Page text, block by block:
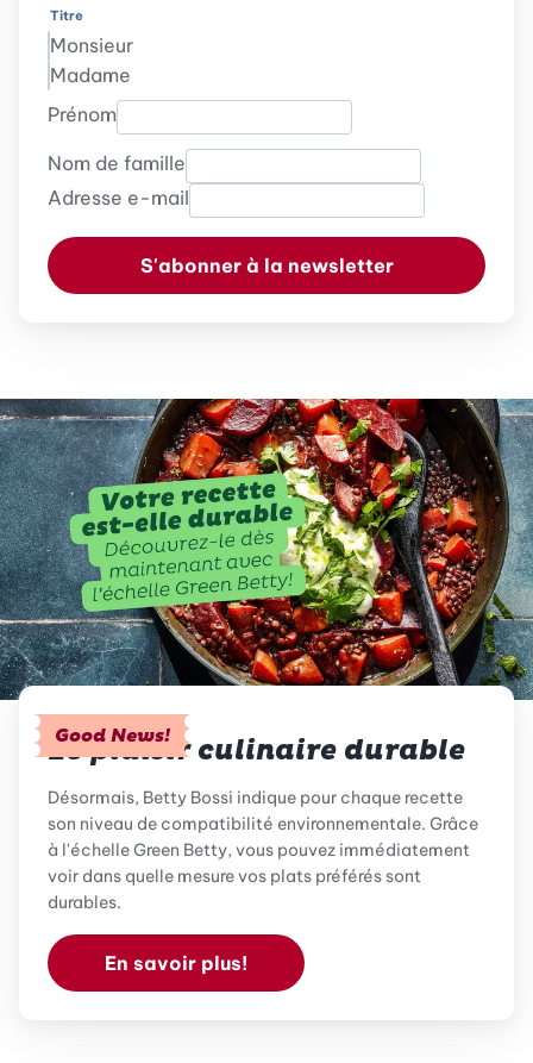
Titre
Monsieur
Madame
Prénom
Nom de famille
Adresse e-mail
S'abonner à la newsletter
Good News!
Le plaisir culinaire durable
Désormais, Betty Bossi indique pour chaque recette
son niveau de compatibilité environnementale. Grâce
à l'échelle Green Betty, vous pouvez immédiatement
voir dans quelle mesure vos plats préférés sont
durables.
En savoir plus!